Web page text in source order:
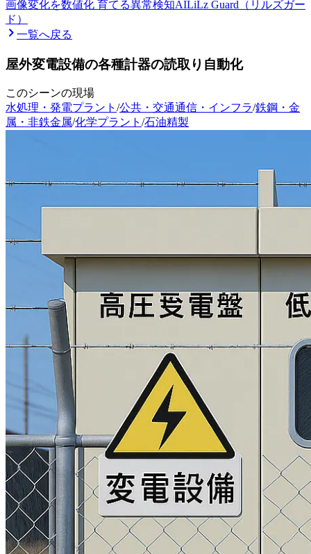
画像変化を数値化 育てる異常検知AILiLz Guard（リルズガー
ド）
一覧へ戻る
屋外変電設備の各種計器の読取り自動化
このシーンの現場
水処理・発電プラント /公共・交通通信・インフラ/鉄鋼・金
属・非鉄金属/化学プラント /石油精製